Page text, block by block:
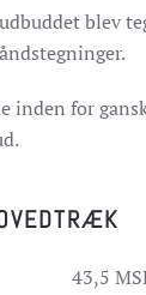
blev
inden for
43,5